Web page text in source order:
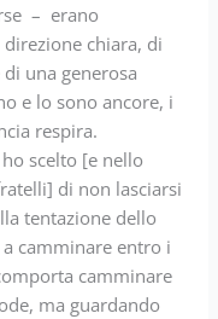
– erano
chiara, di
una generosa
e lo sono ancore, i
respira.
scelto [e nello
di non lasciarsi
tentazione dello
camminare entro i
camminare
ma guardando